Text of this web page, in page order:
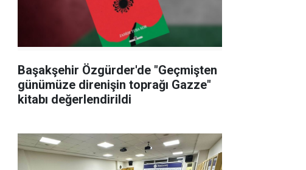
Başakşehir Özgürder'de "Geçmişten
günümüze direnişin toprağı Gazze"
kitabı değerlendirildi